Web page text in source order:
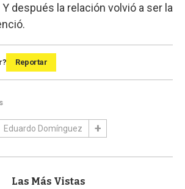
después la relación volvió a ser la
Reportar
Eduardo Domínguez
Las Más Vistas